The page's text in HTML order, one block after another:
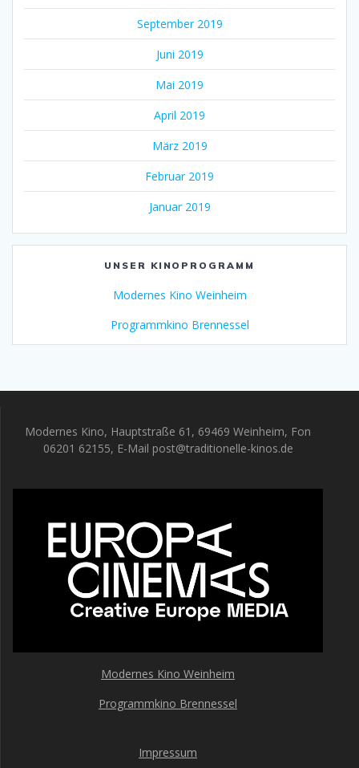
September 2019
Juni 2019
Mai 2019
April 2019
März 2019
Februar 2019
Januar 2019
UNSER KINOPROGRAMM
Modernes Kino Weinheim
Programmkino Brennessel
Modernes Kino, Hauptstraße 61, 69469 Weinheim, Fon
06201 62155, E-Mail post@traditionelle-kinos.de
Modernes Kino Weinheim
Programmkino Brennessel
Impressum